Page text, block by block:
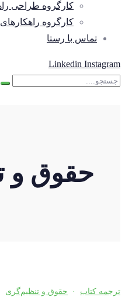
کارگروه طراحی
کارگروه راهکارهای
تماس با رستا
Linkedin Instagram
حقوق و
ترجمه کتاب · حقوق و تنظیم‌گری